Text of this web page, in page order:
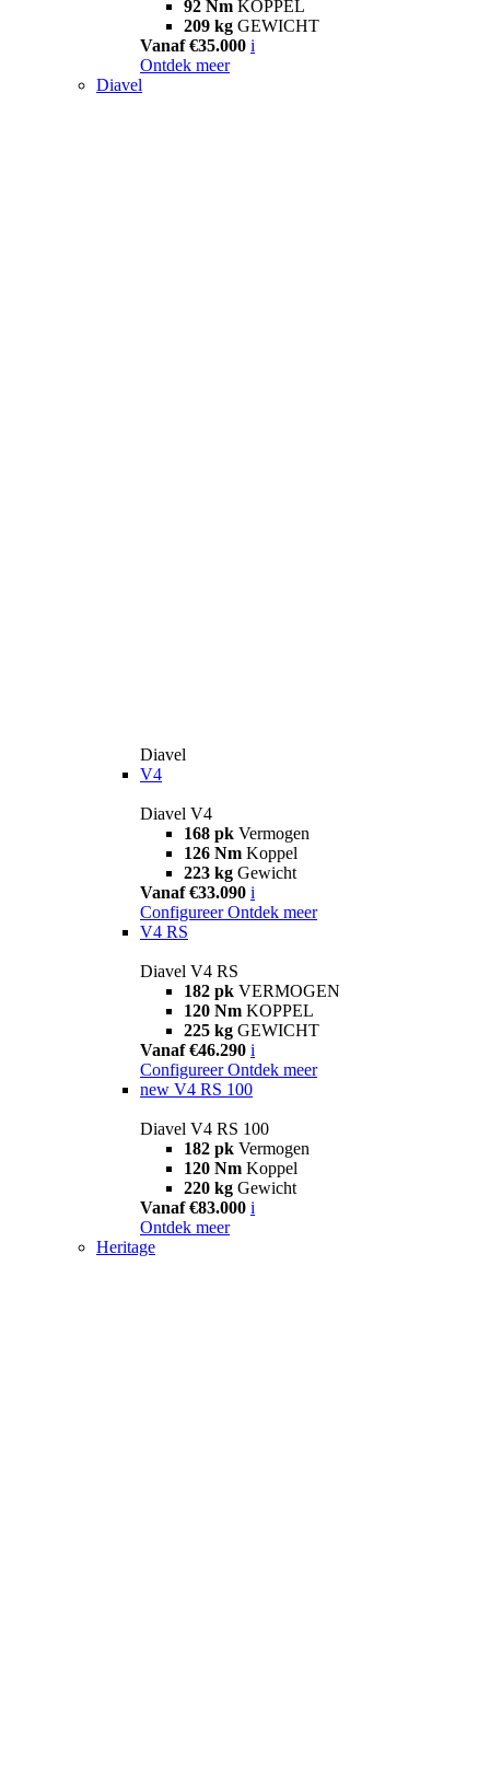
92 Nm KOPPEL
209 kg GEWICHT
Vanaf €35.000 i
Ontdek meer
Diavel
Diavel
V4
Diavel V4
168 pk Vermogen
126 Nm Koppel
223 kg Gewicht
Vanaf €33.090 i
Configureer Ontdek meer
V4 RS
Diavel V4 RS
182 pk VERMOGEN
120 Nm KOPPEL
225 kg GEWICHT
Vanaf €46.290 i
Configureer Ontdek meer
new V4 RS 100
Diavel V4 RS 100
182 pk Vermogen
120 Nm Koppel
220 kg Gewicht
Vanaf €83.000 i
Ontdek meer
Heritage